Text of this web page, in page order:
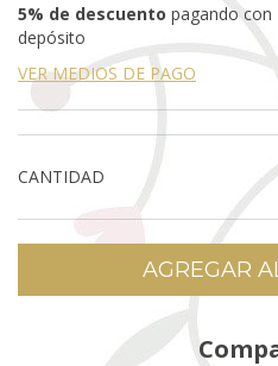
5% de descuento pagando con
depósito
VER MEDIOS DE PAGO
CANTIDAD